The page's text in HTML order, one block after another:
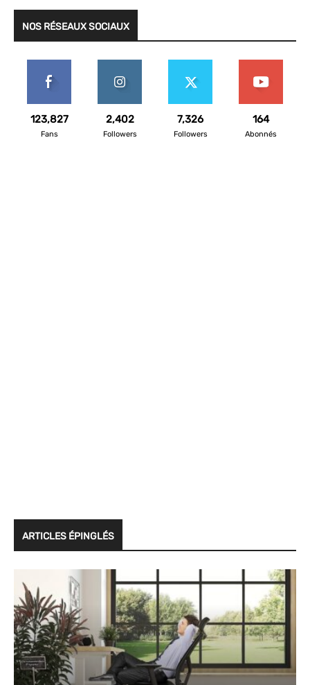
NOS RÉSEAUX SOCIAUX
123,827
Fans
2,402
Followers
7,326
Followers
164
Abonnés
ARTICLES ÉPINGLÉS